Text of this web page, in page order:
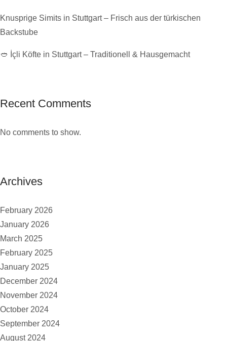
Knusprige Simits in Stuttgart – Frisch aus der türkischen
Backstube
🥙 İçli Köfte in Stuttgart – Traditionell & Hausgemacht
Recent Comments
No comments to show.
Archives
February 2026
January 2026
March 2025
February 2025
January 2025
December 2024
November 2024
October 2024
September 2024
August 2024